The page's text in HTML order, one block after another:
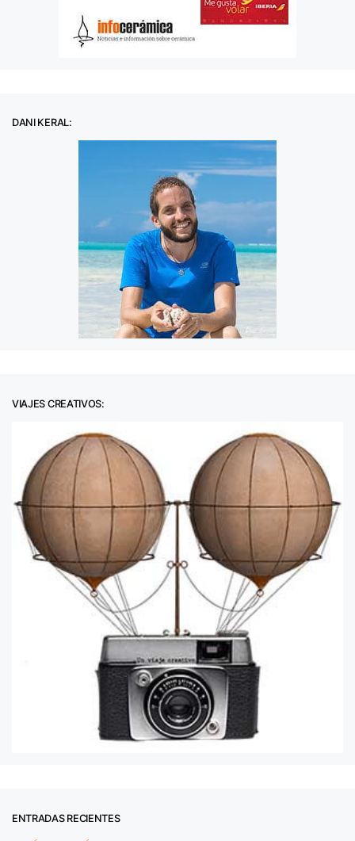
DANI KERAL:
VIAJES CREATIVOS:
ENTRADAS RECIENTES